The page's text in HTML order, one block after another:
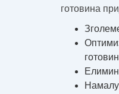
готовина